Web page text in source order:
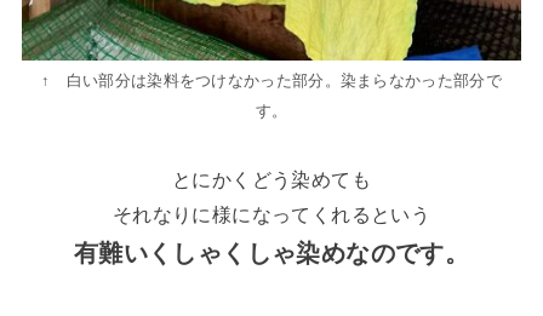
↑ 白い部分は染料をつけなかった部分。染まらなかった部分で
す。
とにかくどう染めても
それなりに様になってくれるという
有難いくしゃくしゃ染めなのです。